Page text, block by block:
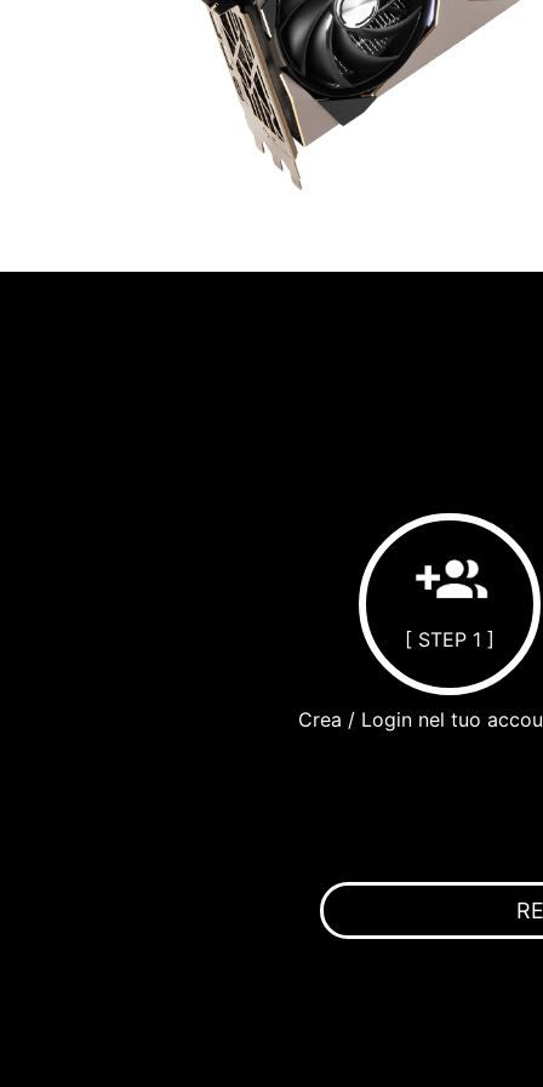
[ STEP 1 ]
Crea / Login nel tuo